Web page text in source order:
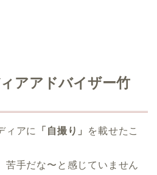
アアドバイザー竹
ィアに 「自撮り」
を載せたこ
苦手だな〜と感じていません